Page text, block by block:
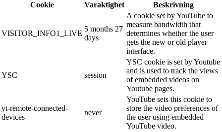
Cookie
Varaktighet Beskrivning
VISITOR_INFO1_LIVE
5 months 27
days
A cookie set by YouTube to
measure bandwidth that
determines whether the user
gets the new or old player
interface.
YSC session
YSC cookie is set by Youtube
and is used to track the views
of embedded videos on
Youtube pages.
yt-remote-connected-
devices
never
YouTube sets this cookie to
store the video preferences of
the user using embedded
YouTube video.